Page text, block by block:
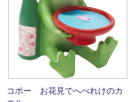
コポー お花見でへべれけのカ